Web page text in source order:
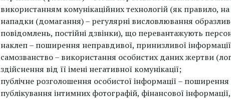
використанням комунікаційних технологій (як правило,
нападки (домагання) – регулярні висловлювання
повідомлень, постійні дзвінки), що перевантажують
наклеп – поширення неправдивої, принизливої
самозванство – використання особистих даних жертви
здійснення від її імені негативної комунікації;
публічне розголошення особистої інформації –
публікування інтимних фотографій, фінансової